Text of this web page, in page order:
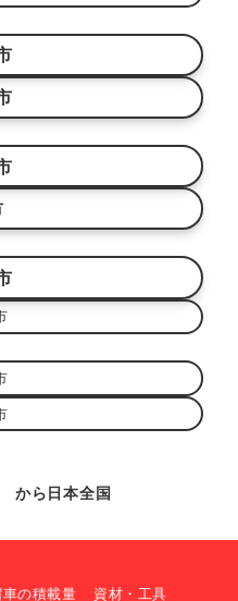
ら日本全国
車の積載量 資材・工具